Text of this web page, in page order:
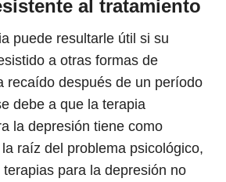
al tratamiento
puede resultarle útil si su
a otras formas de
recaído después de un período
debe a que la terapia
la depresión tiene como
raíz del problema psicológico,
para la depresión no